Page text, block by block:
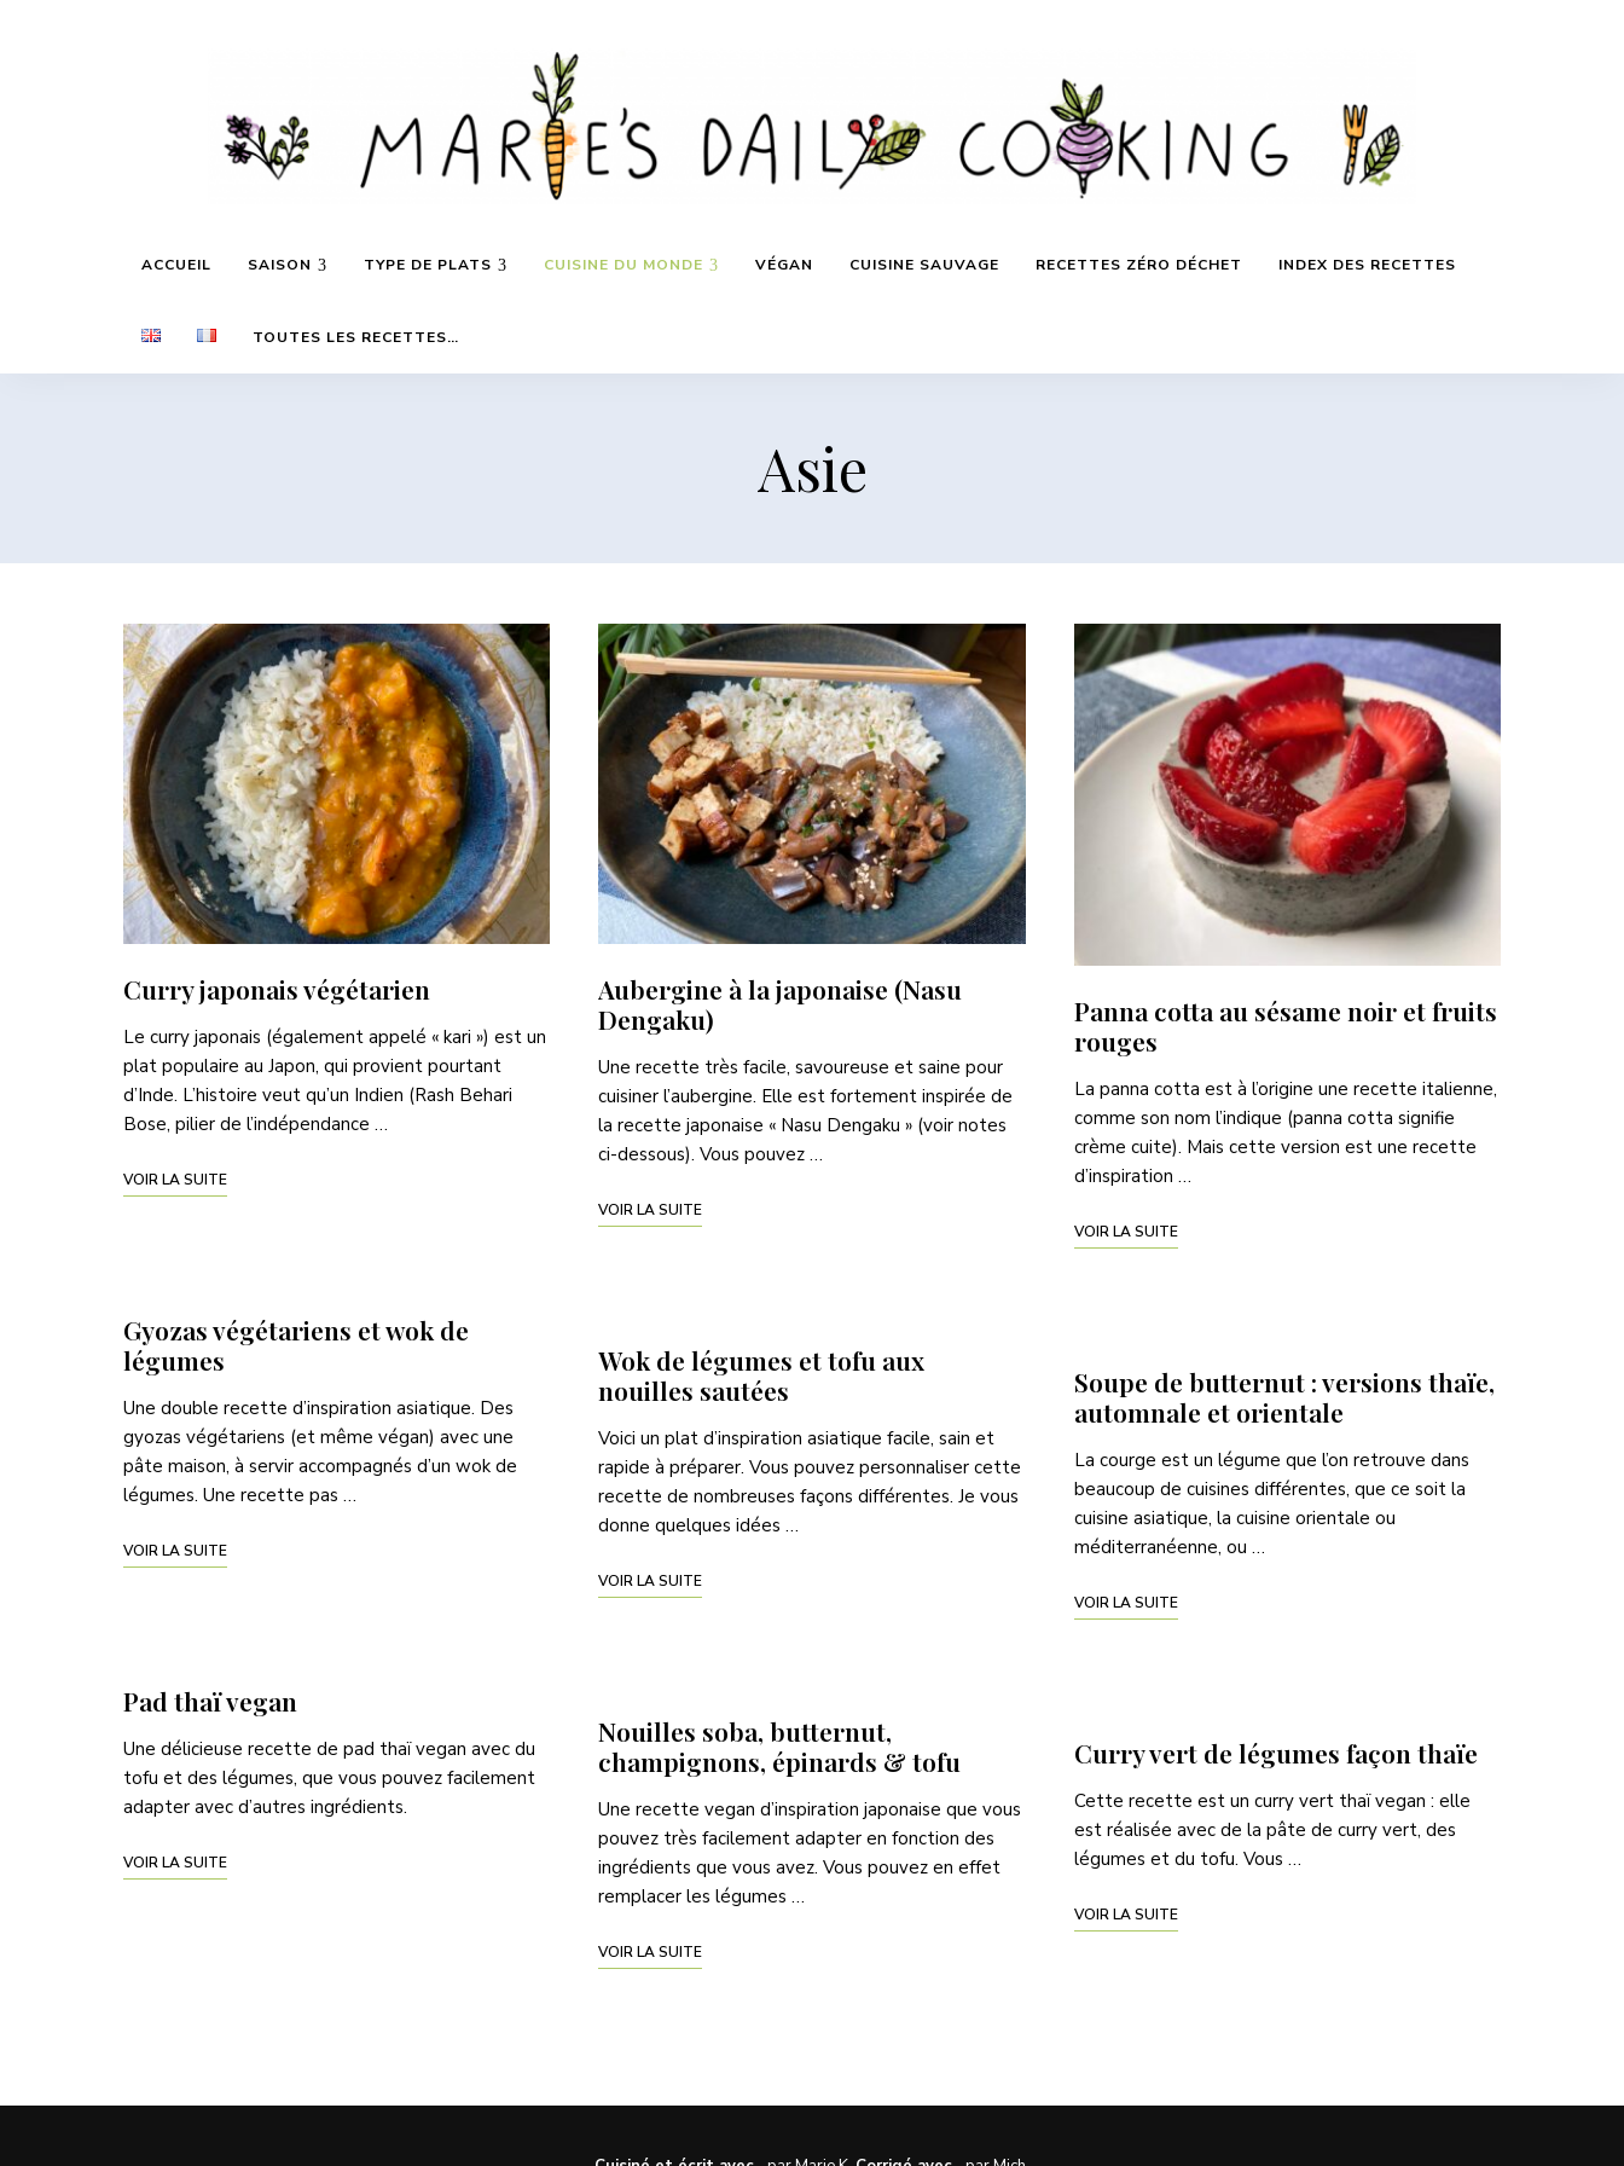
Marie's
Daily
recettes
inspirées
saisons
les
ACCUEIL SAISON TYPE DE PLATS CUISINE DU MONDE VÉGAN CUISINE SAUVAGE RECETTES ZÉRO DÉCHET INDEX DES RECETTES
TOUTES LES RECETTES…
Asie
Curry japonais végétarien
Le curry japonais (également appelé « kari ») est un
plat populaire au Japon, qui provient pourtant
d’Inde. L’histoire veut qu’un Indien (Rash Behari
Bose, pilier de l’indépendance …
VOIR LA SUITE
Gyozas végétariens et wok de
légumes
Une double recette d’inspiration asiatique. Des
gyozas végétariens (et même végan) avec une
pâte maison, à servir accompagnés d’un wok de
légumes. Une recette pas …
VOIR LA SUITE
Pad thaï vegan
Une délicieuse recette de pad thaï vegan avec du
tofu et des légumes, que vous pouvez facilement
adapter avec d’autres ingrédients.
VOIR LA SUITE
Aubergine à la japonaise (Nasu
Dengaku)
Une recette très facile, savoureuse et saine pour
cuisiner l’aubergine. Elle est fortement inspirée de
la recette japonaise « Nasu Dengaku » (voir notes
ci-dessous). Vous pouvez …
VOIR LA SUITE
Wok de légumes et tofu aux
nouilles sautées
Voici un plat d’inspiration asiatique facile, sain et
rapide à préparer. Vous pouvez personnaliser cette
recette de nombreuses façons différentes. Je vous
donne quelques idées …
VOIR LA SUITE
Nouilles soba, butternut,
champignons, épinards & tofu
Une recette vegan d’inspiration japonaise que vous
pouvez très facilement adapter en fonction des
ingrédients que vous avez. Vous pouvez en effet
remplacer les légumes …
VOIR LA SUITE
Panna cotta au sésame noir et fruits
rouges
La panna cotta est à l’origine une recette italienne,
comme son nom l’indique (panna cotta signifie
crème cuite). Mais cette version est une recette
d’inspiration …
VOIR LA SUITE
Soupe de butternut : versions thaïe,
automnale et orientale
La courge est un légume que l’on retrouve dans
beaucoup de cuisines différentes, que ce soit la
cuisine asiatique, la cuisine orientale ou
méditerranéenne, ou …
VOIR LA SUITE
Curry vert de légumes façon thaïe
Cette recette est un curry vert thaï vegan : elle
est réalisée avec de la pâte de curry vert, des
légumes et du tofu. Vous …
VOIR LA SUITE